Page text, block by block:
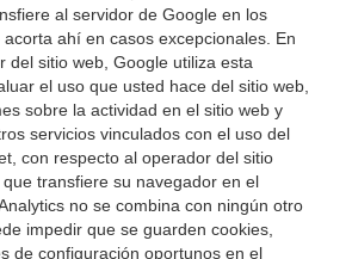
al servidor de Google en los
ahí en casos excepcionales. En
del sitio web, Google utiliza esta
el uso que usted hace del sitio web,
sobre la actividad en el sitio web y
servicios vinculados con el uso del
con respecto al operador del sitio
transfiere su navegador en el
no se combina con ningún otro
impedir que se guarden cookies,
de configuración oportunos en el